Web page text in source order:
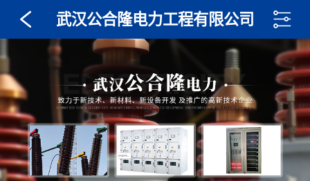
武汉公合隆电力工程有限公司